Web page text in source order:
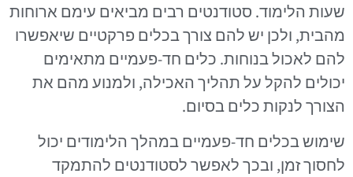
שעות הלימוד. סטודנטים רבים מביאים עימם ארוחות
מהבית, ולכן יש להם צורך בכלים פרקטיים שיאפשרו
להם לאכול בנוחות. כלים חד-פעמיים מתאימים
יכולים להקל על תהליך האכילה, ולמנוע מהם את
הצורך לנקות כלים בסיום.
שימוש בכלים חד-פעמיים במהלך הלימודים יכול
לחסוך זמן, ובכך לאפשר לסטודנטים להתמקד